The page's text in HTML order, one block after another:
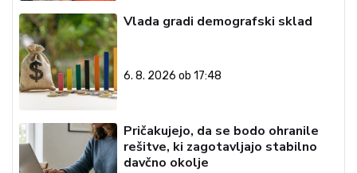
Vlada gradi demografski sklad
6. 8. 2026 ob 17:48
Pričakujejo, da se bodo ohranile
rešitve, ki zagotavljajo stabilno
davčno okolje